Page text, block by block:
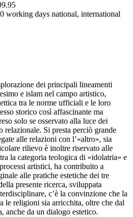
working days national, international
dei principali lineamenti
e islam nel campo artistico,
tra le norme ufficiali e le loro
storico così affascinante ma
solo se osservato alla luce dei
relazionale. Si presta perciò grande
alle relazioni con l’«altro», sia
rilievo è inoltre riservato alle
la categoria teologica di «idolatria» e
artistici, ha contribuito a
alle pratiche estetiche dei tre
presente ricerca, sviluppata
c’è la convinzione che la
le religioni sia arricchita, oltre che dal
anche da un dialogo estetico.